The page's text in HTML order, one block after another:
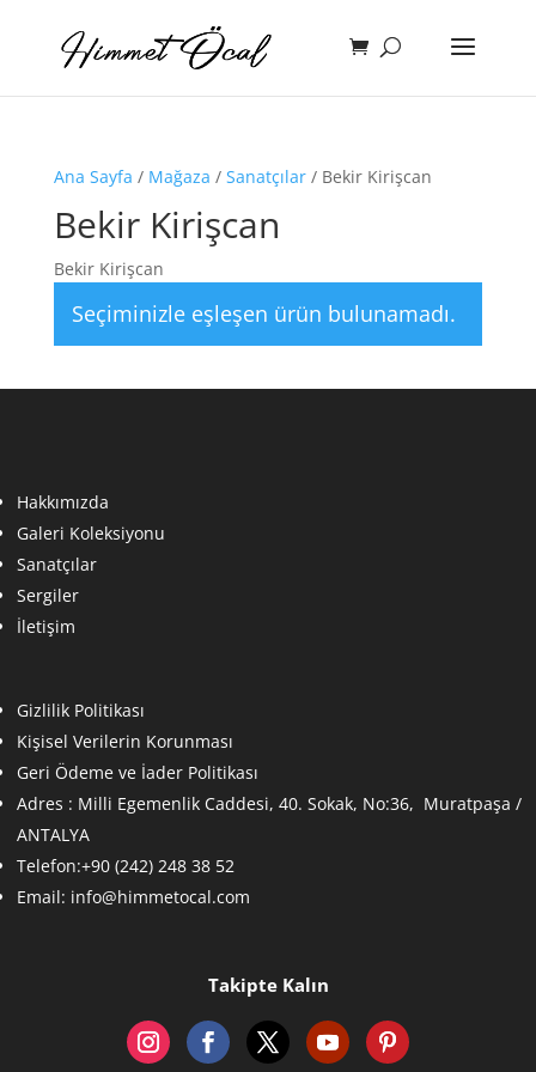
Ana Sayfa / Mağaza / Sanatçılar/ Bekir Kirişcan
Bekir Kirişcan
Bekir Kirişcan
Seçiminizle eşleşen ürün bulunamadı.
Hakkımızda
Galeri Koleksiyonu
Sanatçılar
Sergiler
İletişim
Gizlilik Politikası
Kişisel Verilerin Korunması
Geri Ödeme ve İader Politikası
Adres : Milli Egemenlik Caddesi, 40. Sokak, No:36, Muratpaşa /
ANTALYA
Telefon:+90 (242) 248 38 52
Email: info@himmetocal.com
Takipte Kalın